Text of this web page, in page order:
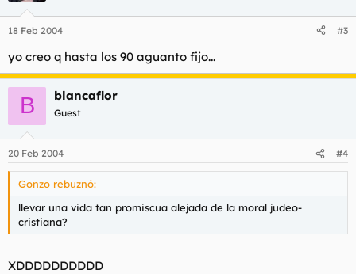
18 Feb 2004 #3
yo creo q hasta los 90 aguanto fijo...
B blancaflor
Guest
20 Feb 2004 #4
Gonzo rebuznó:
llevar una vida tan promiscua alejada de la moral judeo-
cristiana?
XDDDDDDDDDD